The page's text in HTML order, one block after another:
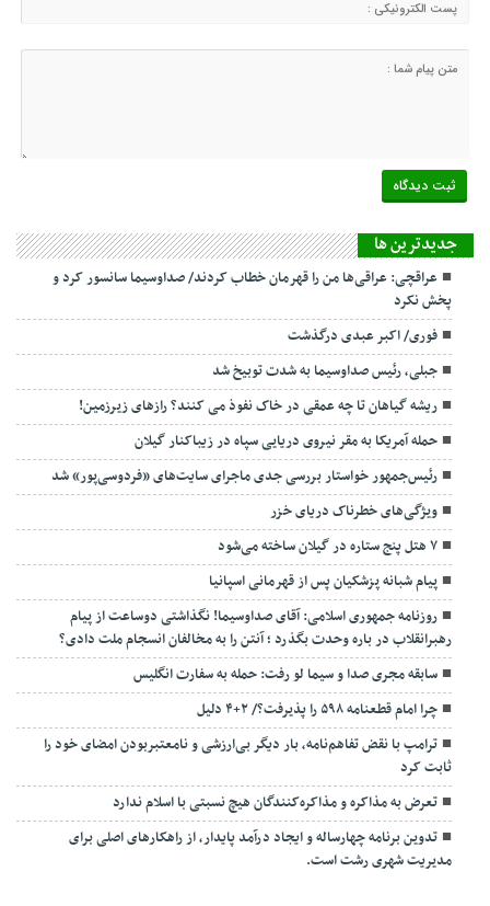
جديدترين ها
عراقچی: عراقی‌ها من را قهرمان خطاب کردند/ صداوسیما سانسور کرد و
پخش نکرد
فوری/ اکبر عبدی درگذشت
جبلی، رئیس صداوسیما به شدت توبیخ شد
ریشه گیاهان تا چه عمقی در خاک نفوذ می کنند؟ رازهای زیرزمین!
حمله آمریکا به مقر نیروی دریایی سپاه در زیباکنار گیلان
رئیس‌جمهور خواستار بررسی جدی ماجرای سایت‌های «فردوسی‌پور» شد
ویژگی‌های خطرناک دریای خزر
۷ هتل پنج ستاره در گیلان ساخته می‌شود
پیام شبانه پزشکیان پس از قهرمانی اسپانیا
روزنامه جمهوری اسلامی: آقای صداوسیما! نگذاشتی دوساعت از پیام
رهبرانقلاب در باره وحدت بگذرد ؛ آنتن را به مخالفان انسجام ملت دادی؟
سابقه مجری صدا و سیما لو رفت: حمله به سفارت انگلیس
چرا امام قطعنامه ۵۹۸ را پذیرفت؟/ ۲+۴ دلیل
ترامپ با نقض تفاهم‌نامه، بار دیگر بی‌ارزشی و نامعتبربودن امضای خود را
ثابت کرد
تعرض به مذاکره و مذاکره‌کنندگان هیچ نسبتی با اسلام ندارد
تدوین برنامه چهارساله و ایجاد درآمد پایدار، از راهکارهای اصلی برای
مدیریت شهری رشت است.